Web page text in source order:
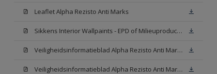
Leaflet Alpha Rezisto Anti Marks
Sikkens Interior Wallpaints - EPD of Milieuproductverklaring
Veiligheidsinformatieblad Alpha Rezisto Anti Marks Mat White W05 (MSDS)
Veiligheidsinformatieblad Alpha Rezisto Anti Marks Mat N00 (MSDS)